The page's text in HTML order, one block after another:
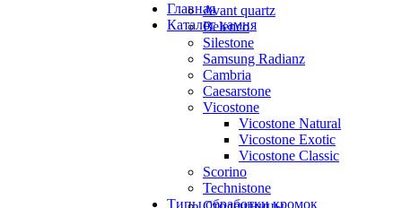
Главная
Каталог камня
Avant quartz
Belenco
Silestone
Samsung Radianz
Сambria
Сaesarstone
Vicostone
Vicostone Natural
Vicostone Exotic
Vicostone Classic
Scorino
Technistone
Типы обработки кромок